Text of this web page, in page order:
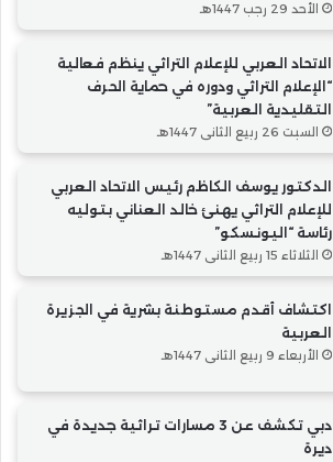
الأحد 29 رجب 1447هـ
الاتحاد العربي للإعلام التراثي ينظم فعالية
“الإعلام التراثي ودوره في حماية الحرف
التقليدية العربية”
السبت 26 ربيع الثاني 1447هـ
الدكتور يوسف الكاظم رئيس الاتحاد العربي
للإعلام التراثي يهنئ خالد العناني بتوليه
رئاسة “اليونسكو”
الثلاثاء 15 ربيع الثاني 1447هـ
اكتشاف أقدم مستوطنة بشرية في الجزيرة
العربية
الأربعاء 9 ربيع الثاني 1447هـ
دبي تكشف عن 3 مسارات تراثية جديدة في
ديرة